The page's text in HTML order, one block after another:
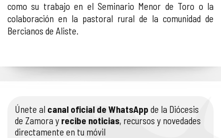
como su trabajo en el Seminario Menor de Toro o la
colaboración en la pastoral rural de la comunidad de
Bercianos de Aliste.
Únete al canal oficial de WhatsApp de la Diócesis
de Zamora y recibe noticias, recursos y novedades
directamente en tu móvil